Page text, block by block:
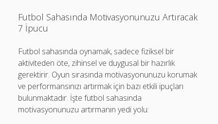
Futbol Sahasında Motivasyonunuzu Artıracak
7 İpucu
Futbol sahasında oynamak, sadece fiziksel bir
aktiviteden öte, zihinsel ve duygusal bir hazırlık
gerektirir. Oyun sırasında motivasyonunuzu korumak
ve performansınızı artırmak için bazı etkili ipuçları
bulunmaktadır. İşte futbol sahasında
motivasyonunuzu artırmanın yedi yolu: